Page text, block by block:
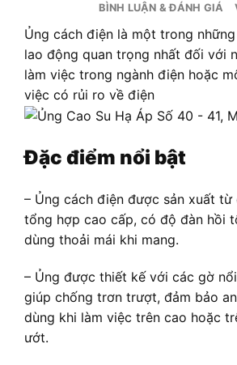
BÌNH LUẬN & ĐÁNH GIÁ
Ủng cách điện là một trong
lao động quan trọng nhất đối với
làm việc trong ngành điện hoặc
việc có rủi ro về điện
Đặc điểm nổi bật
– Ủng cách điện được sản xuất từ
tổng hợp cao cấp, có độ đàn hồi
dùng thoải mái khi mang.
– Ủng được thiết kế với các gờ
giúp chống trơn trượt, đảm bảo
dùng khi làm việc trên cao hoặc
ướt.